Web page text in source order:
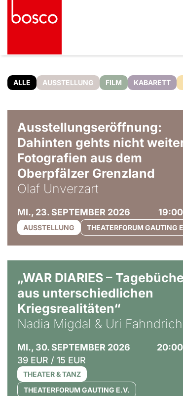
ALLE AUSSTELLUNG FILM KABARETT
Ausstellungseröffnung:
Dahinten gehts nicht
Fotografien aus dem
Oberpfälzer Grenzland
Olaf Unverzart
MI., 23. SEPTEMBER 2026
AUSSTELLUNG THEATERFORUM GAUTING
„WAR DIARIES –
aus unterschiedlichen
Kriegsrealitäten“
Nadia Migdal & Uri Fahndrich
MI., 30. SEPTEMBER 2026
20:00
39 EUR / 15 EUR
THEATER & TANZ
THEATERFORUM GAUTING E.V.